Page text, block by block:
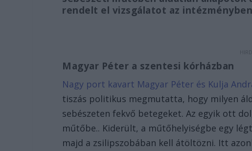
rendelt el vizsgálatot az
Magyar Péter a szentesi kórházban
Nagy port kavart Magyar Péter és Kulja
tiszás politikus megmutatta, hogy milyen
sebészeten fekvő betegeket. Az egyik ott
műtőbe.. Kiderült, a műtőhelyiségbe egy
majd a zsilipszobában kell átöltözni. Itt